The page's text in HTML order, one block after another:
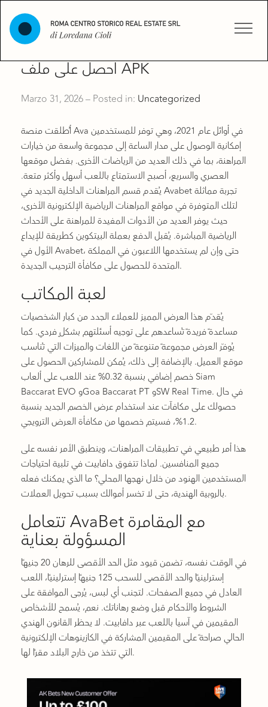
احصل على ملف APK
Marzo 31, 2026 – Posted in: Uncategorized
أُطلقت منصة Ava في أوائل عام 2021، وهي توفر للمستخدمين
إمكانية الوصول على مدار الساعة إلى مجموعة واسعة من خيارات
المراهنة، بما في ذلك العديد من الرياضات الأخرى. بفضل موقعها
العصري والسريع، أصبح الاستمتاع باللعب أسهل وأكثر متعة.
يُقدم قسم المراهنات الداخلية الجديد في Avabet تجربة مماثلة
لتلك المتوفرة في مواقع المراهنات الرياضية الإلكترونية الأخرى،
حيث يوفر العديد من الأدوات المفيدة للمراهنة على الأحداث
الرياضية المباشرة. يُقبل الدفع بعملة البيتكوين كطريقة للإيداع
الأول في Avabet، حتى وإن لم يستخدمها اللاعبون في المملكة
المتحدة للحصول على مكافأة الترحيب الجديدة.
لعبة المكاتب
يُقدّم هذا العرض المميز للعملاء الجدد من كبار الشخصيات
مساعدةً فريدةً تُساعدهم على توجيه أسئلتهم بشكلٍ فردي. كما
يُوفّر العرض مجموعةً متنوعةً من اللغات والميزات التي تُناسب
موقع العميل. بالإضافة إلى ذلك، يُمكن للمشاركين الحصول على
خصم إضافي بنسبة 0.32% عند اللعب على ألعاب Siam
Baccarat EVO وGoa Baccarat PT وSW Real Time. في حال
حصولك على مكافآت عند استخدام عرض الخصم الجديد بنسبة
1.2%، فسيتم خصمها من مكافأة العرض الترويجي.
هذا أمر طبيعي في تطبيقات المراهنات، وينطبق الأمر نفسه على
جميع المنافسين. لماذا تتفوق دافابيت في تلبية احتياجات
المستخدمين الهنود من خلال نهجها المحلي؟ ما الذي يمكنك فعله
بالروبية الهندية، حتى لا تخسر أموالك بسبب تحويل العملات.
تتعامل AvaBet مع المقامرة
المسؤولة بعناية
في الوقت نفسه، تضمن قيود مثل الحد الأقصى للرهان 20 جنيهًا
إسترلينيًا والحد الأقصى للسحب 125 جنيهًا إسترلينيًا، اللعب
العادل في جميع الصفحات. لتجنب أي لبس، يُرجى الموافقة على
الشروط والأحكام قبل وضع رهاناتك. نعم، يُسمح للأشخاص
المقيمين في آسيا باللعب عبر دافابيت. لا يحظر القانون الهندي
الحالي صراحةً على المقيمين المشاركة في الكازينوهات الإلكترونية
التي تتخذ من خارج البلاد مقرًا لها.